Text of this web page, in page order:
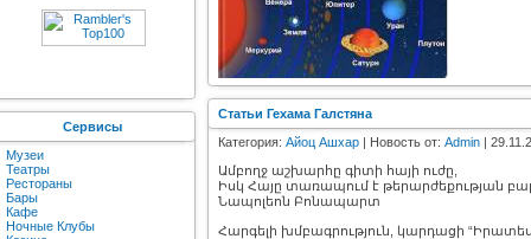
Сервисы
Музеи
Театры
Рестораны
Бары
Кафе
Ночные Клубы
Статьи Гехама Галстяна
Категория: Айоц Ашхар | Новость от: Admin |
Ամբողջ աշխարհը գիտի հայի ուժը,
Իսկ Հայը տառապում է թերարժեքության
Նապոլեոն Բոնապարտ
Հարգելի խմբագրություն, կարդացի